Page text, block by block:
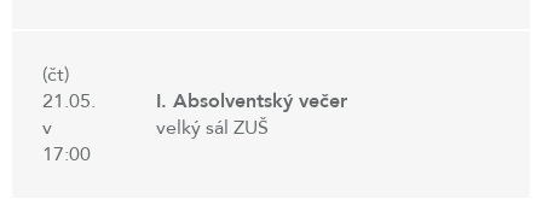
(čt)
21.05.
v
17:00
I. Absolventský večer
velký sál ZUŠ